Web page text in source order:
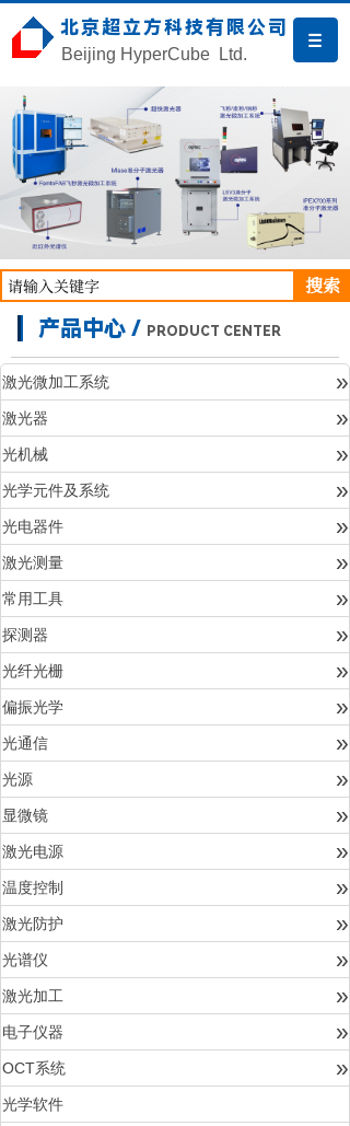
北京超立方科技有限公司
Beijing HyperCube Ltd.
搜索
产品中心 / PRODUCT CENTER
激光微加工系统 »
激光器 »
光机械 »
光学元件及系统 »
光电器件 »
激光测量 »
常用工具 »
探测器 »
光纤光栅 »
偏振光学 »
光通信 »
光源 »
显微镜 »
激光电源 »
温度控制 »
激光防护 »
光谱仪 »
激光加工 »
电子仪器 »
OCT系统 »
光学软件